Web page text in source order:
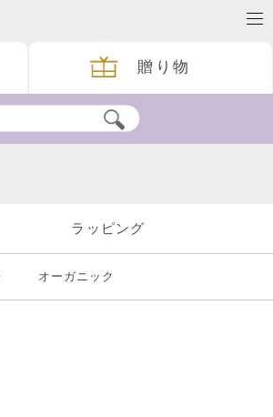
贈り物
ラッピング
オーガニック